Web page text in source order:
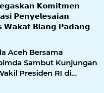
𝗞𝗼𝗺𝗶𝘁𝗺𝗲𝗻
𝗣𝗲𝗻𝘆𝗲𝗹𝗲𝘀𝗮𝗶𝗮𝗻
𝗪𝗮𝗸𝗮𝗳 𝗕𝗹𝗮𝗻𝗴 𝗣𝗮𝗱𝗮𝗻𝗴
Aceh Bersama
Sambut Kunjungan
Presiden RI di
Bireuen